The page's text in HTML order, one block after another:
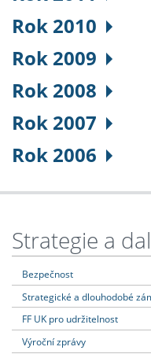
Rok 2010
Rok 2009
Rok 2008
Rok 2007
Rok 2006
Strategie a
Bezpečnost
Strategické a dlouhodobé
FF UK pro udržitelnost
Výroční zprávy